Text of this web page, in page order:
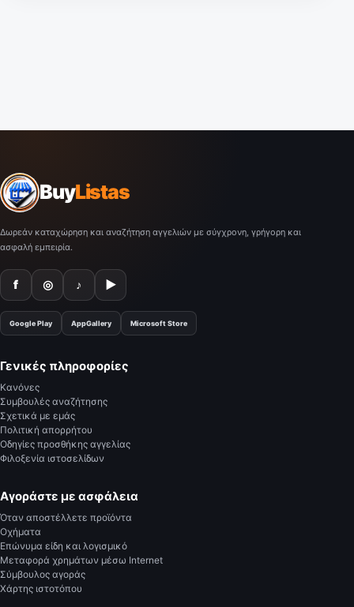
BuyListas
Δωρεάν καταχώρηση και αναζήτηση αγγελιών με σύγχρονη, γρήγορη και
ασφαλή εμπειρία.
f ◎ ♪ ▶
Google Play AppGallery Microsoft Store
Γενικές πληροφορίες
Κανόνες
Συμβουλές αναζήτησης
Σχετικά με εμάς
Πολιτική απορρήτου
Οδηγίες προσθήκης αγγελίας
Φιλοξενία ιστοσελίδων
Αγοράστε με ασφάλεια
Όταν αποστέλλετε προϊόντα
Οχήματα
Επώνυμα είδη και λογισμικό
Μεταφορά χρημάτων μέσω Internet
Σύμβουλος αγοράς
Χάρτης ιστοτόπου